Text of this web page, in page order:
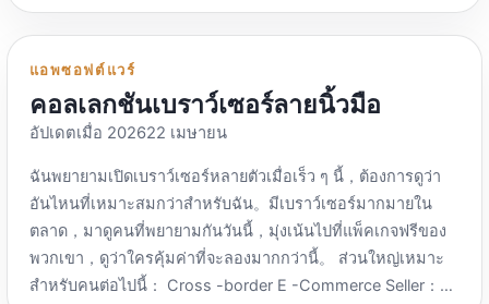
เบราว์เซอร์สามารถนำเข้าได้。 สตรอเบอร์รี่：
https://Strawberrybrowser.com/ ไม่สามารถใช้งานได้ใน
ขณะนี้，จำเป็นต้องสมัครเพื่อรอรายการ。 โอเปร่านีออน：
https://www.operaneon.com/ ก่อตั้งผู้ผลิตเบราว์เซอร์ […]
ล่วงหน้าและบริการลูกค้าหลังการขายสามารถให้ความสำคัญ
ได้。 ส่วนใหญ่เป็นสถานีรับส่งที่จ่ายตามการใช้งานโทเค็น
โมเดลสโคป：https://www.modelscope.cn/ ผูกบัญชี
2,000 ครั้งต่อวัน。 ซิลิคอนโฟลว์：https://โมเดล AI ที่ให้
บริการโดย Siliconflow.cn/ เป็นโมเดล AI แบบโอเพ่นซอร์ส
ทั้งหมด，ส่วนหนึ่งของโมเดลสามารถทดสอบได้โดยการลง
ทะเบียนสมดุล 14 หยวน。รองรับการลงทะเบียนหมายเลข
โทรศัพท์มือถือและเข้าสู่ระบบเท่านั้น。 บางรุ่นมีให้บริการฟรี。
อาจต้องมีการส่งต่อพรอกซี。 OpenAI ChatGPT：
https://openai.com/api/ ChatGPT URL API แพลตฟอร์มเปิด
อย่างเป็นทางการของ ChatGPT：https://api.openai.com/v1
โมเดลหลัก：GPT-5、GPT-4.1、GPT-4o และประสบการณ์
เว็บอื่นๆ：https://chatgpt.com/ Google ราศีเมถุน：
https://ai.google.dev/ URL API แพลตฟอร์มเปิด API อย่างเป็น
ทางการของ Google AI：https://โมเดลหลัก generative
language.googleapis.com/v1：ราศีเมถุนโปร、Gemini Flash
และประสบการณ์เว็บอื่นๆ：https://gemini.google.com/ มา
แอพซอฟต์แวร์
คอลเลกชันเบราว์เซอร์ลายนิ้วมือ
อัปเดตเมื่อ 202622 เมษายน
ฉันพยายามเปิดเบราว์เซอร์หลายตัวเมื่อเร็ว ๆ นี้，ต้องการดูว่า
อันไหนที่เหมาะสมกว่าสำหรับฉัน。มีเบราว์เซอร์มากมายใน
ตลาด，มาดูคนที่พยายามกันวันนี้，มุ่งเน้นไปที่แพ็คเกจฟรีของ
พวกเขา，ดูว่าใครคุ้มค่าที่จะลองมากกว่านี้。 ส่วนใหญ่เหมาะ
สำหรับคนต่อไปนี้： Cross -border E -Commerce Seller：